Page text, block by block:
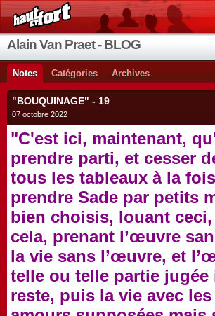
Alain Van Praet - BLOG
Notes Catégories Archives
"BOUQUINAGE" - 19
07 octobre 2022
"C'est ici, maintenant,
prendre parti, et cesser
tous les tableaux à la
prendre Sade par petits
bien choisis, louant
cela, prenant l’œuvre
la vie sans l’œuvre, et
telle ou telle partie jugée
reste, puis la vie avec